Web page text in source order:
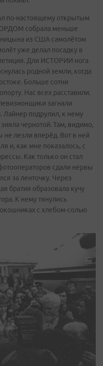
по-настоящему открытым
собрала меньше
из США самолётом
уже делал посадку в
Для ИСТОРИИ нога
родной земли, когда
Больше сотни
Нас всех расставили.
загнали
Лайнер подрулил, к нему
чернотой. Там, видимо,
не лезли вперёд. Вот в ней
и, как мне показалось, с
Как только он стал
сдали нервы
за ленточку. Через
братия образовала кучу
К нему тянулись
с хлебом-солью